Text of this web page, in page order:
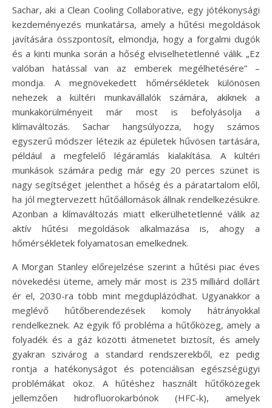
Sachar, aki a Clean Cooling Collaborative, egy jótékonysági
kezdeményezés munkatársa, amely a hűtési megoldások
javítására összpontosít, elmondja, hogy a forgalmi dugók
és a kinti munka során a hőség elviselhetetlenné válik. „Ez
valóban hatással van az emberek megélhetésére” –
mondja. A megnövekedett hőmérsékletek különösen
nehezek a kültéri munkavállalók számára, akiknek a
munkakörülményeit már most is befolyásolja a
klímaváltozás. Sachar hangsúlyozza, hogy számos
egyszerű módszer létezik az épületek hűvösen tartására,
például a megfelelő légáramlás kialakítása. A kültéri
munkások számára pedig már egy 20 perces szünet is
nagy segítséget jelenthet a hőség és a páratartalom elől,
ha jól megtervezett hűtőállomások állnak rendelkezésükre.
Azonban a klímaváltozás miatt elkerülhetetlenné válik az
aktív hűtési megoldások alkalmazása is, ahogy a
hőmérsékletek folyamatosan emelkednek.
A Morgan Stanley előrejelzése szerint a hűtési piac éves
növekedési üteme, amely már most is 235 milliárd dollárt
ér el, 2030-ra több mint megduplázódhat. Ugyanakkor a
meglévő hűtőberendezések komoly hátrányokkal
rendelkeznek. Az egyik fő probléma a hűtőközeg, amely a
folyadék és a gáz közötti átmenetet biztosít, és amely
gyakran szivárog a standard rendszerekből, ez pedig
rontja a hatékonyságot és potenciálisan egészségügyi
problémákat okoz. A hűtéshez használt hűtőközegek
jellemzően hidrofluorokarbónok (HFC-k), amelyek